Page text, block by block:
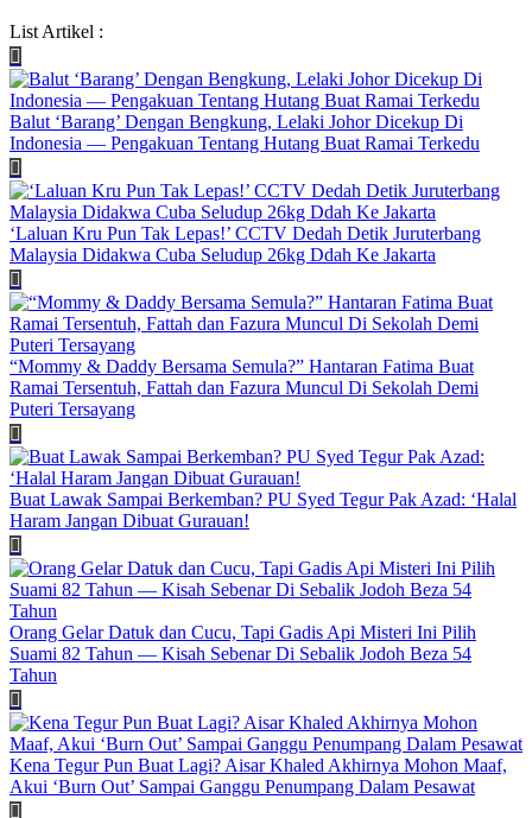
List Artikel :
Balut ‘Barang’ Dengan Bengkung, Lelaki Johor Dicekup Di
Indonesia — Pengakuan Tentang Hutang Buat Ramai Terkedu
‘Laluan Kru Pun Tak Lepas!’ CCTV Dedah Detik Juruterbang
Malaysia Didakwa Cuba Seludup 26kg Ddah Ke Jakarta
“Mommy & Daddy Bersama Semula?” Hantaran Fatima Buat
Ramai Tersentuh, Fattah dan Fazura Muncul Di Sekolah Demi
Puteri Tersayang
Buat Lawak Sampai Berkemban? PU Syed Tegur Pak Azad: ‘Halal
Haram Jangan Dibuat Gurauan!
Orang Gelar Datuk dan Cucu, Tapi Gadis Api Misteri Ini Pilih
Suami 82 Tahun — Kisah Sebenar Di Sebalik Jodoh Beza 54
Tahun
Kena Tegur Pun Buat Lagi? Aisar Khaled Akhirnya Mohon Maaf,
Akui ‘Burn Out’ Sampai Ganggu Penumpang Dalam Pesawat